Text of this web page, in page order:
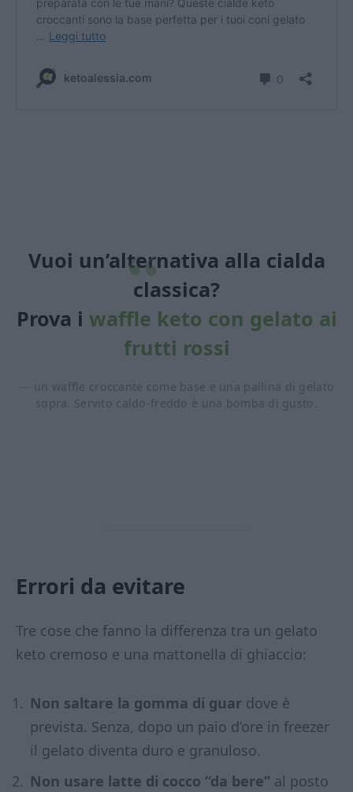
Vuoi un’alternativa alla cialda
classica?
Prova i waffle keto con gelato ai
frutti rossi
un waffle croccante come base e una pallina di gelato
sopra. Servito caldo-freddo è una bomba di gusto.
Errori da evitare
Tre cose che fanno la differenza tra un gelato
keto cremoso e una mattonella di ghiaccio:
Non saltare la gomma di guar dove è
prevista. Senza, dopo un paio d’ore in freezer
il gelato diventa duro e granuloso.
Non usare latte di cocco “da bere” al posto